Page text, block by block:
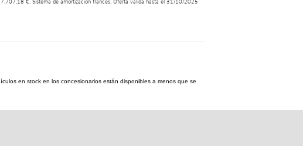
€. Sistema de amortización francés. Oferta válida hasta el 31/10/2025
en stock en los concesionarios están disponibles a menos que se